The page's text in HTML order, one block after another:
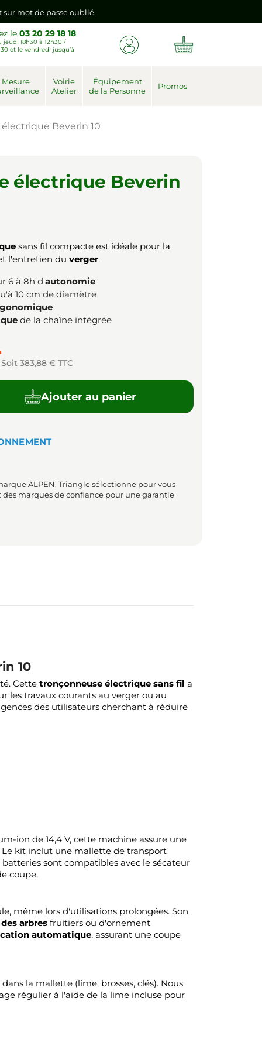
mot de passe oublié.
connexion vers votre nouvel espace client.
sur mot de passe oublié.
le03 20 29 18 18
jeudi (8h30 à 12h30 /
et le vendredi jusqu’à
Mesure
Voirie
Atelier
Équipement
de la Personne
Promos
Beverin 10
électrique Beverin
sans fil compacte est idéale pour la
l'entretien du verger.
6 à 8h d'autonomie
10 cm de diamètre
de la chaîne intégrée
Soit 383,88 € TTC
Ajouter au panier
ALPEN, Triangle sélectionne pour vous
des marques de confiance pour une garantie
10
Cette tronçonneuse électrique sans fil a
les travaux courants au verger ou au
des utilisateurs cherchant à réduire
ion de 14,4 V, cette machine assure une
kit inclut une mallette de transport
sont compatibles avec le sécateur
coupe.
même lors d'utilisations prolongées. Son
arbres fruitiers ou d'ornement
automatique, assurant une coupe
la mallette (lime, brosses, clés). Nous
régulier à l'aide de la lime incluse pour